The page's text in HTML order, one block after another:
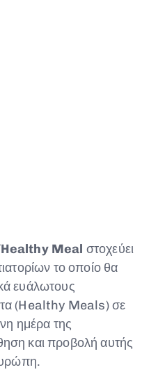
Meal στοχεύει
το οποίο θα
ευάλωτους
(Healthy Meals) σε
ημέρα της
και προβολή αυτής